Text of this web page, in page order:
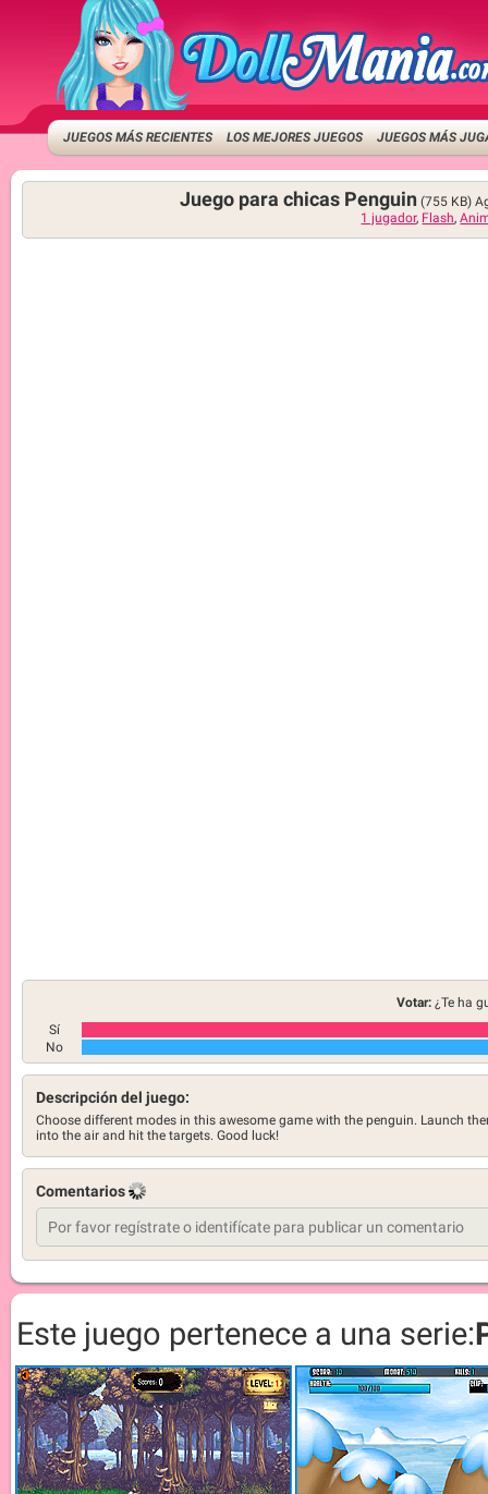
JUEGOS MÁS RECIENTES LOS MEJORES JUEGOS JUEGOS MÁS
Juego para chicas Penguin (755 KB)
1 jugador, Flash,
Votar: ¿Te ha
Sí
No
Descripción del juego:
Choose different modes in this awesome game with the penguin. Launch
into the air and hit the targets. Good luck!
Comentarios
Este juego pertenece a una serie: